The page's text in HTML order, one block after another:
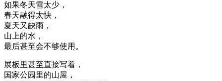
如果冬天雪太少，
春天融得太快，
夏天又缺雨，
山上的水，
最后甚至会不够使用。
展板里甚至直接写着，
国家公园里的山屋，